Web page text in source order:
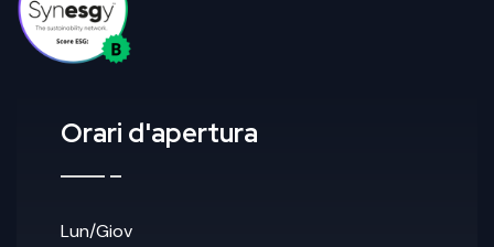
Orari d'apertura
Lun/Giov